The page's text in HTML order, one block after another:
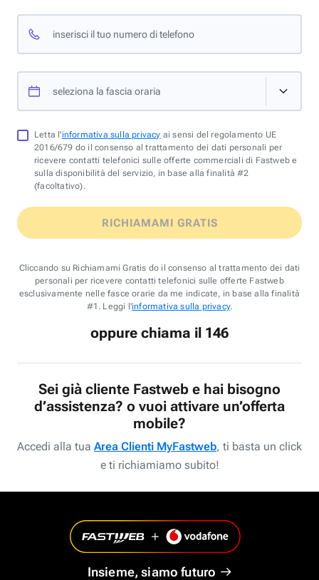
inserisci il tuo numero di telefono
seleziona la fascia oraria
Letta l'informativa sulla privacy ai sensi del regolamento UE
2016/679 do il consenso al trattamento dei dati personali per
ricevere contatti telefonici sulle offerte commerciali di Fastweb e
sulla disponibilità del servizio, in base alla finalità #2
(facoltativo).
RICHIAMAMI GRATIS
Cliccando su Richiamami Gratis do il consenso al trattamento dei dati
personali per ricevere contatti telefonici sulle offerte Fastweb
esclusivamente nelle fasce orarie da me indicate, in base alla finalità
#1. Leggi l'informativa sulla privacy.
oppure chiama il 146
Sei già cliente Fastweb e hai bisogno
d’assistenza? o vuoi attivare un’offerta
mobile?
Accedi alla tua Area Clienti MyFastweb, ti basta un click
e ti richiamiamo subito!
Insieme, siamo futuro